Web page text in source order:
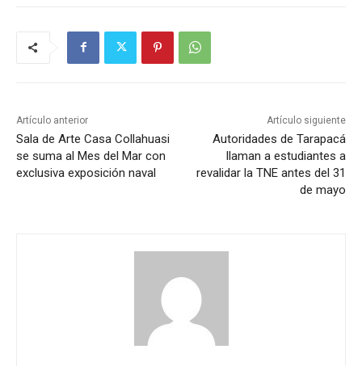
Artículo anterior
Sala de Arte Casa Collahuasi
se suma al Mes del Mar con
exclusiva exposición naval
Artículo siguiente
Autoridades de Tarapacá
llaman a estudiantes a
revalidar la TNE antes del 31
de mayo